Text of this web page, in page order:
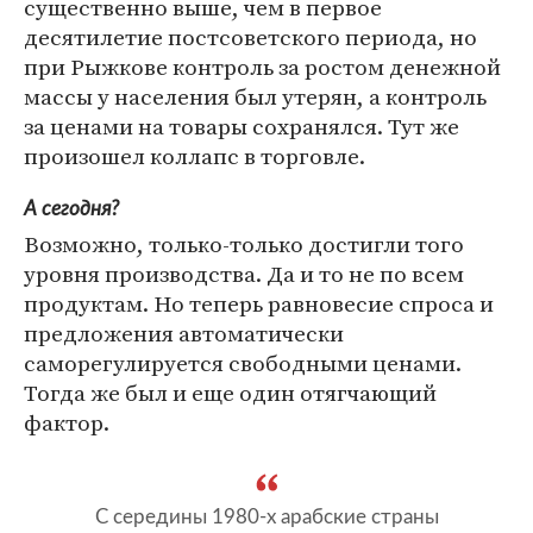
существенно выше, чем в первое
десятилетие постсоветского периода, но
при Рыжкове контроль за ростом денежной
массы у населения был утерян, а контроль
за ценами на товары сохранялся. Тут же
произошел коллапс в торговле.
А сегодня?
Возможно, только-только достигли того
уровня производства. Да и то не по всем
продуктам. Но теперь равновесие спроса и
предложения автоматически
саморегулируется свободными ценами.
Тогда же был и еще один отягчающий
фактор.
С середины 1980-х арабские страны